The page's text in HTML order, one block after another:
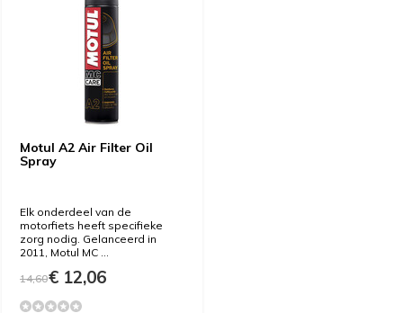
Motul A2 Air Filter Oil
Spray
Elk onderdeel van de
motorfiets heeft specifieke
zorg nodig. Gelanceerd in
2011, Motul MC ...
14,60€ 12,06